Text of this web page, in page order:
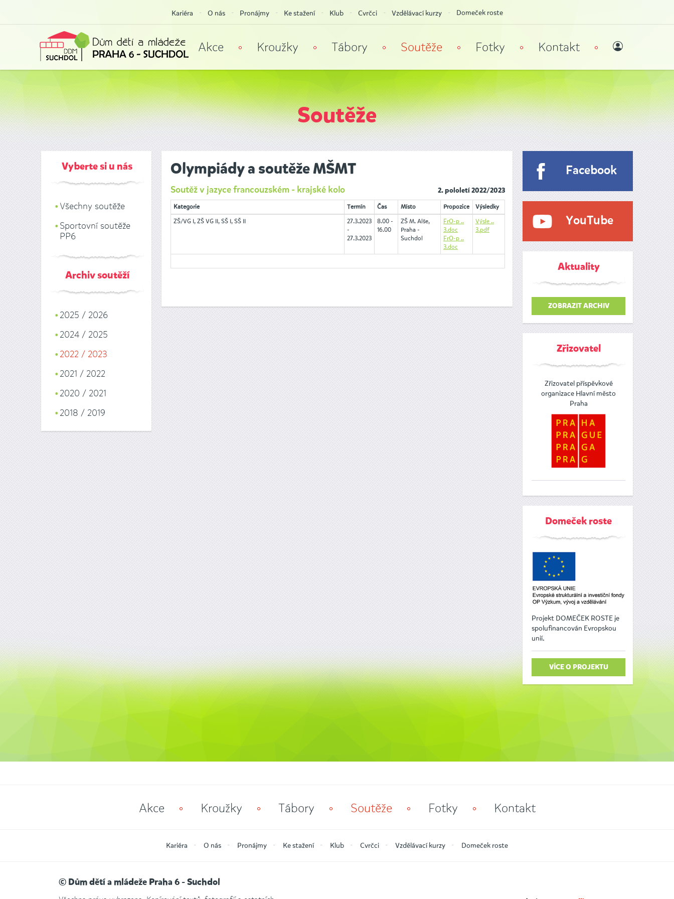
Akce Kroužky Tábory Soutěže Fotky Kontakt
Kariéra O nás Pronájmy Ke stažení Klub Cvrčci Vzdělávací kurzy Domeček roste
Soutěže
Vyberte si u nás
Všechny soutěže
Sportovní soutěže
PP6
Archiv soutěží
2025 / 2026
2024 / 2025
2022 / 2023
2021 / 2022
2020 / 2021
2018 / 2019
Olympiády a soutěže MŠMT
2. pololetí 2022/2023
Soutěž v jazyce francouzském - krajské kolo
Kategorie Termín Čas Místo Propozice
Výsledky
ZŠ/VG I, ZŠ VG II, SŠ I, SŠ II
27.3.2023
-
27.3.2023
8.00 -
16.00
ZŠ M. Alše,
Praha -
Suchdol
FrO-p ..
3.doc
FrO-p ..
3.doc
Výsle ..
3.pdf
Facebook
YouTube
Aktuality
ZOBRAZIT ARCHIV
Zřizovatel
Zřizovatel příspěvkové
organizace Hlavní město
Praha
Domeček roste
Projekt DOMEČEK ROSTE je
spolufinancován Evropskou
unií.
VÍCE O PROJEKTU
Akce Kroužky Tábory Soutěže Fotky Kontakt
Kariéra O nás Pronájmy Ke stažení Klub Cvrčci Vzdělávací kurzy Domeček roste
© Dům dětí a mládeže Praha 6 - Suchdol